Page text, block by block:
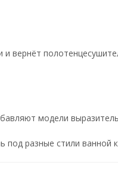
вернёт
модели
под разные стили